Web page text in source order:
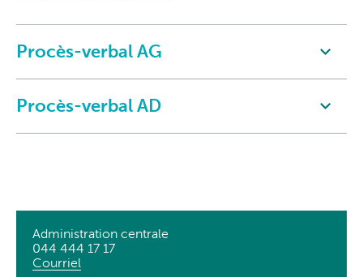
Procès-verbal AG
Procès-verbal AD
Administration centrale
044 444 17 17
Courriel